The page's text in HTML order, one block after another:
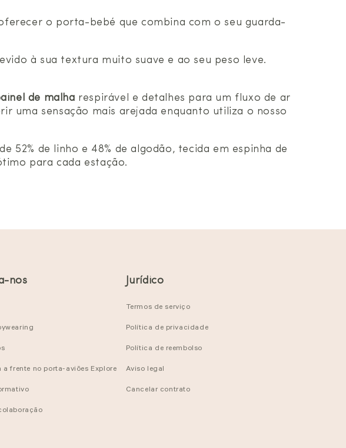
o porta-bebé que combina com o seu guarda-
à sua textura muito suave e ao seu peso leve.
de malha respirável e detalhes para um fluxo de ar
uma sensação mais arejada enquanto utiliza o nosso
52% de linho e 48% de algodão, tecida em espinha de
para cada estação.
nos
a frente no porta-aviões Explore
Jurídico
Termos de serviço
Política de privacidade
Política de reembolso
Aviso legal
Cancelar contrato